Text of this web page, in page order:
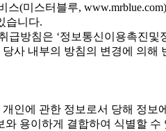
스(미스터블루,
습니다.
급방침은 ‘정보통신이용촉진
사 내부의 방침의 변경에 의
인에 관한 정보로서 당해 정
와 용이하게 결합하여 식별할